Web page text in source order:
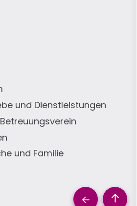
und Familie
und Dienstleistungen